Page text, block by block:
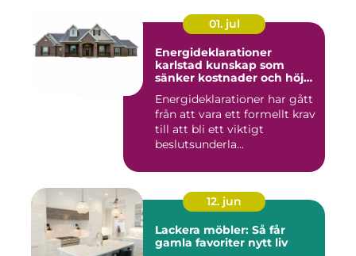
01. jul
Energideklarationer
karlstad kunskap som
sänker kostnader och höjer
Energideklarationer har gått
från att vara ett formellt krav
till att bli ett viktigt
beslutsunderla...
12. jun
Lackera möbler: Så får
gamla favoriter nytt liv